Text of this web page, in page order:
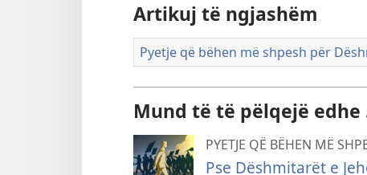
Artikuj të ngjashëm
Pyetje që bëhen më shpesh për
Mund të të pëlqejë edhe
PYETJE QË BËHEN MË
Pse Dëshmitarët e